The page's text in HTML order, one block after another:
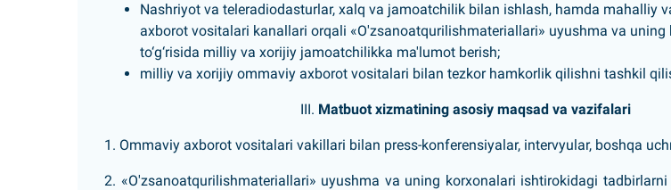
Nashriyot va teleradiodasturlar, xalq va jamoatchilik bilan ishlash, hamda mahalliy
axborot vositalari kanallari orqali «O'zsanoatqurilishmateriallari» uyushma va uning
to‘g‘risida milliy va xorijiy jamoatchilikka ma'lumot berish;
milliy va xorijiy ommaviy axborot vositalari bilan tezkor hamkorlik qilishni tashkil
III. Matbuot xizmatining asosiy maqsad va vazifalari
1. Ommaviy axborot vositalari vakillari bilan press-konferensiyalar, intervyular, boshqa
2. «O'zsanoatqurilishmateriallari» uyushma va uning korxonalari ishtirokidagi